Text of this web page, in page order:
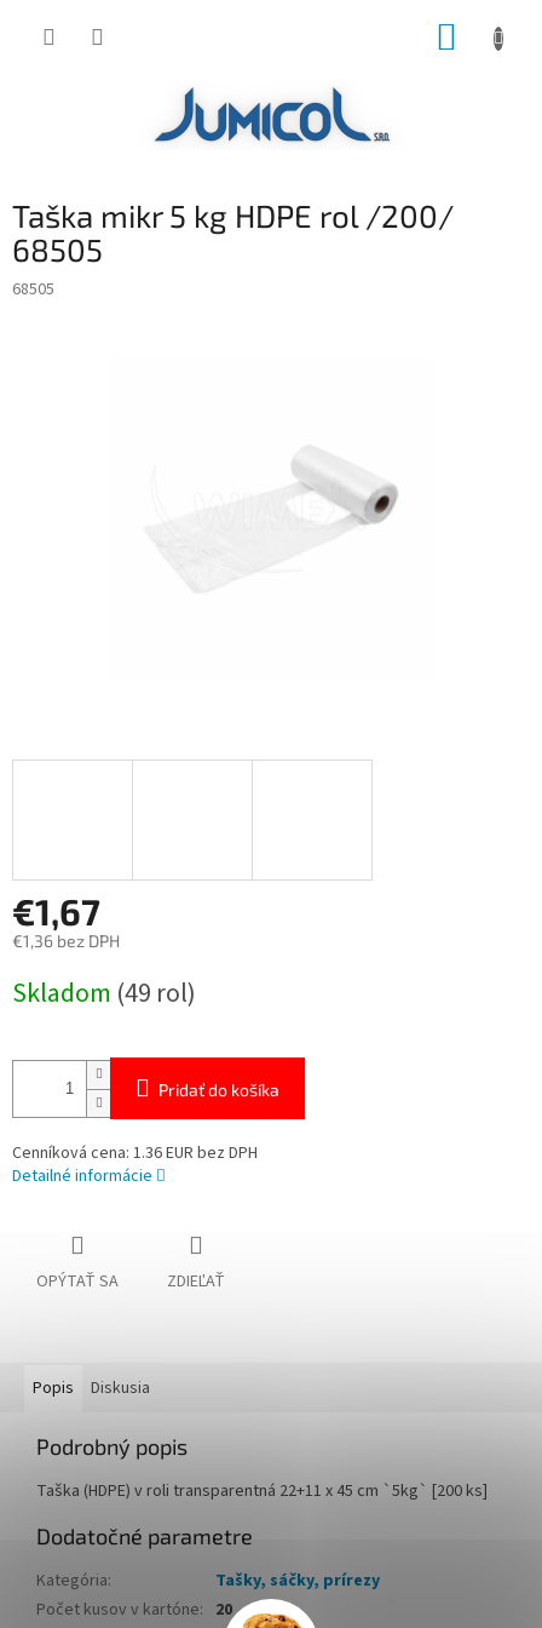
Taška mikr 5 kg HDPE rol /200/
68505
68505
€1,67
€1,36 bez DPH
cena:
Skladom (49 rol)
Pridať do košíka
Cenníková cena: 1.36 EUR bez DPH
Detailné informácie
OPÝTAŤ SA ZDIEĽAŤ
Popis Diskusia
Podrobný popis
Taška (HDPE) v roli transparentná 22+11 x 45 cm `5kg` [200 ks]
Dodatočné parametre
Kategória:
Tašky, sáčky, prírezy
Počet kusov v kartóne: 20